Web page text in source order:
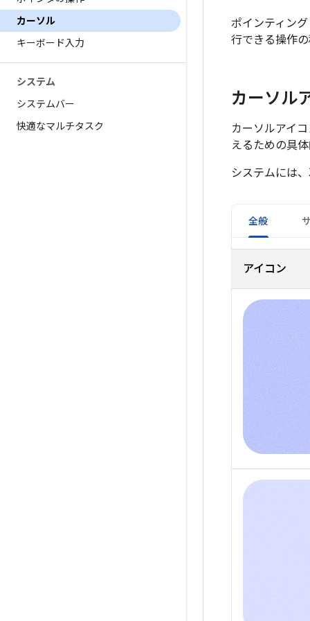
カーソル
キーボード入力
システム
システムバー
快適なマルチタスク
ポインティン
行できる操作
カーソル
カーソルアイ
えるための具
システムには
全般
アイコン